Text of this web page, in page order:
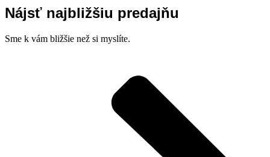
Nájsť najbližšiu predajňu
Sme k vám bližšie než si myslíte.